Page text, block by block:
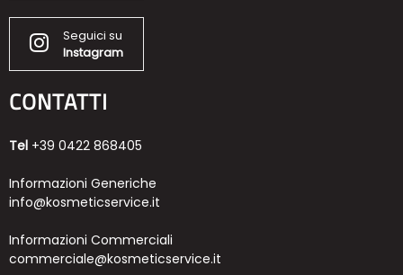
Seguici su
Instagram
CONTATTI
Tel +39 0422 868405
Informazioni Generiche
info@kosmeticservice.it
Informazioni Commerciali
commerciale@kosmeticservice.it